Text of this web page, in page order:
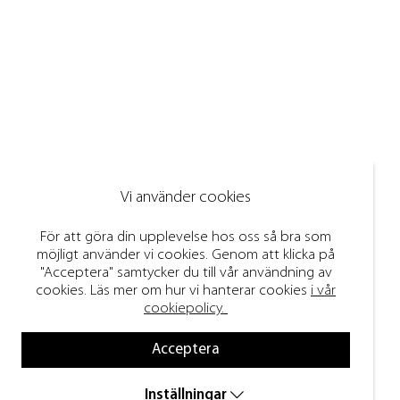
Vi använder cookies
För att göra din upplevelse hos oss så bra som
möjligt använder vi cookies. Genom att klicka på
"Acceptera" samtycker du till vår användning av
cookies. Läs mer om hur vi hanterar cookies i vår
cookiepolicy.
Inställningar
Acceptera